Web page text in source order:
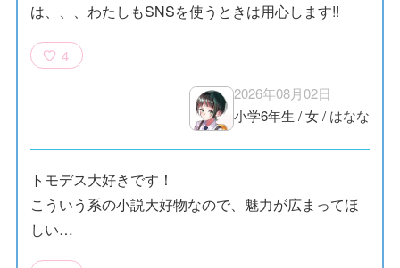
は、、、わたしもSNSを使うときは用心します!!
4
2026年08月02日
小学6年生 /女/ はなな
トモデス大好きです！
こういう系の小説大好物なので、魅力が広まってほ
しい…